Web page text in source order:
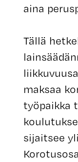
aina
Tällä
maksaa
työpaikka
sijaitsee